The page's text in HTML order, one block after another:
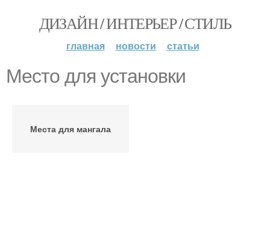
ДИЗАЙН / ИНТЕРЬЕР / СТИЛЬ
главная новости статьи
Место для установки
Места для мангала